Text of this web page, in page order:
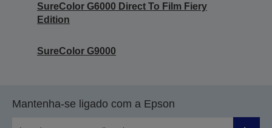
SureColor G6000 Direct To Film Fiery
Edition
SureColor G9000
Mantenha-se ligado com a Epson